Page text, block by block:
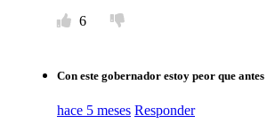
6
Con este gobernador estoy peor que antes
hace 5 meses Responder